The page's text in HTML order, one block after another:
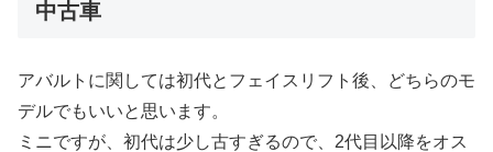
中古車
アバルトに関しては初代とフェイスリフト後、どちらのモ
デルでもいいと思います。
ミニですが、初代は少し古すぎるので、2代目以降をオス